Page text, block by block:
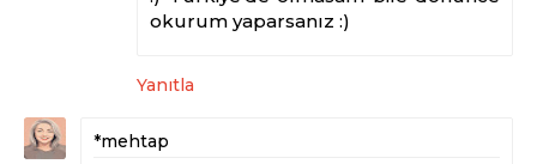
okurum yaparsanız :)
Yanıtla
*mehtap